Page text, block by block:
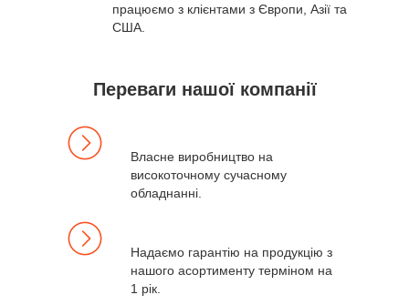
працюємо з клієнтами з Європи, Азії та
США.
Переваги нашої компанії
Власне виробництво на
високоточному сучасному
обладнанні.
Надаємо гарантію на продукцію з
нашого асортименту терміном на
1 рік.